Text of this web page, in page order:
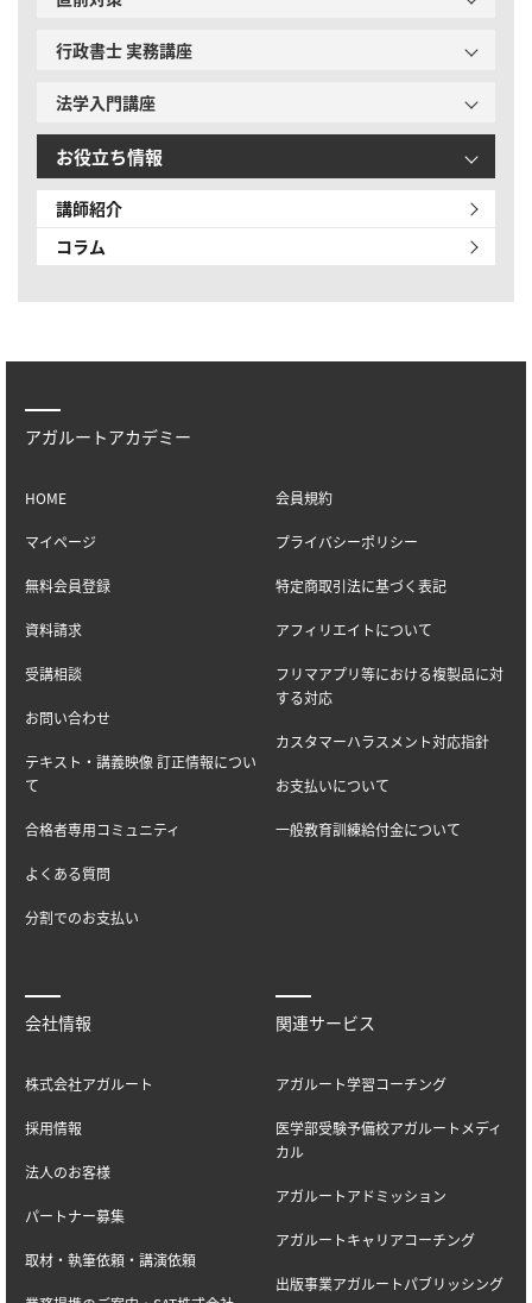
行政書士 実務講座
法学入門講座
お役立ち情報
講師紹介
コラム
アガルートアカデミー
HOME
マイページ
無料会員登録
資料請求
受講相談
お問い合わせ
テキスト・講義映像 訂正情報につい
て
合格者専用コミュニティ
よくある質問
分割でのお支払い
会員規約
プライバシーポリシー
特定商取引法に基づく表記
アフィリエイトについて
フリマアプリ等における複製品に対
する対応
カスタマーハラスメント対応指針
お支払いについて
一般教育訓練給付金について
会社情報
株式会社アガルート
採用情報
法人のお客様
パートナー募集
取材・執筆依頼・講演依頼
関連サービス
アガルート学習コーチング
医学部受験予備校アガルートメディ
カル
アガルートアドミッション
アガルートキャリアコーチング
出版事業アガルートパブリッシング